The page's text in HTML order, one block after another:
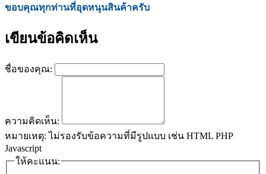
ขอบคุณทุกท่านที่อุดหนุนสินค้าครับ
เขียนข้อคิดเห็น
ชื่อของคุณ:
ความคิดเห็น:
หมายเหตุ: ไม่รองรับข้อความที่มีรูปแบบ เช่น HTML PHP
Javascript
ให้คะแนน: